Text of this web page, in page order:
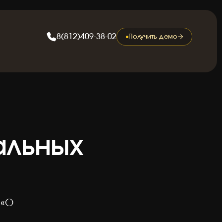
8(8 12)409-38-02 Получить демо